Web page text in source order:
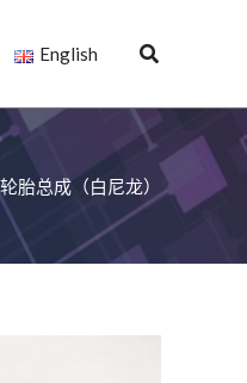
English
胎总成（白尼龙）